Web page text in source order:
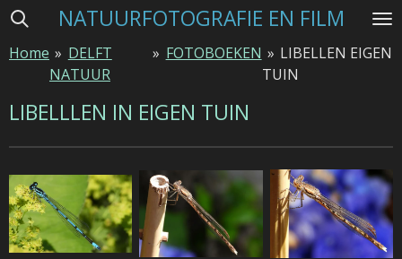
Ga
naar
hoofdinhoud
NATUURFOTOGRAFIE EN FILM
Home » DELFT
NATUUR
» FOTOBOEKEN » LIBELLEN EIGEN
TUIN
LIBELLLEN IN EIGEN TUIN